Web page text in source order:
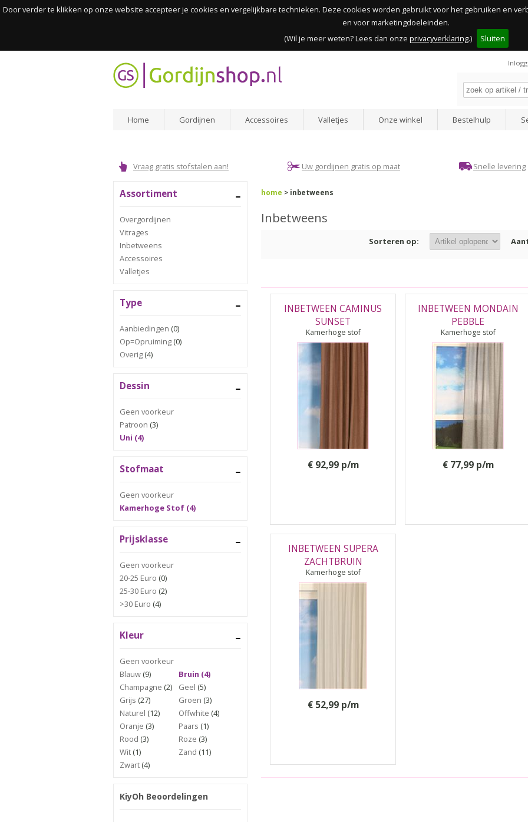
Door verder te klikken op onze website accepteer je cookies en vergelijkbare technieken. Deze cookies worden gebruikt voor het gebruiken en
en voor marketingdoeleinden.
(Wil je meer weten? Lees dan onze privacyverklaring.) Sluiten
Home Gordijnen Accessoires Valletjes Onze winkel Bestelhulp
Vraag gratis stofstalen aan! Uw gordijnen gratis op maat Snelle levering
Assortiment
Overgordijnen
Vitrages
Inbetweens
Accessoires
Valletjes
Type
Aanbiedingen (0)
Op=Opruiming (0)
Overig (4)
Dessin
Geen voorkeur
Patroon (3)
Uni (4)
Stofmaat
Geen voorkeur
Kamerhoge Stof (4)
Prijsklasse
Geen voorkeur
20-25 Euro (0)
25-30 Euro (2)
>30 Euro (4)
Kleur
Geen voorkeur
Blauw (9)
Bruin (4)
Champagne (2) Geel (5)
Grijs (27) Groen (3)
Naturel (12) Offwhite (4)
Oranje (3) Paars (1)
Rood (3) Roze (3)
Wit (1) Zand (11)
Zwart (4)
KiyOh Beoordelingen
home > inbetweens
Inbetweens
Sorteren op:
INBETWEEN CAMINUS
SUNSET
Kamerhoge stof
€ 92,99 p/m
INBETWEEN MONDAIN
PEBBLE
Kamerhoge stof
€ 77,99 p/m
INBETWEEN SUPERA
ZACHTBRUIN
Kamerhoge stof
€ 52,99 p/m